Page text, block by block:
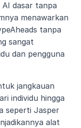
dasar tanpa
menawarkan
tanpa
sangat
dan pengguna
jangkauan
individu hingga
seperti Jasper
alat